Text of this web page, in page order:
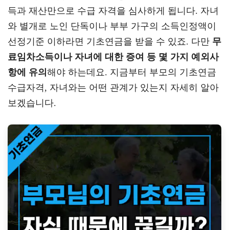
득과 재산만으로 수급 자격을 심사하게 됩니다. 자녀
와 별개로 노인 단독이나 부부 가구의 소득인정액이
선정기준 이하라면 기초연금을 받을 수 있죠. 다만 무
료임차소득이나 자녀에 대한 증여 등 몇 가지 예외사
항에 유의 해야 하는데요. 지금부터 부모의 기초연금
수급자격, 자녀와는 어떤 관계가 있는지 자세히 알아
보겠습니다.